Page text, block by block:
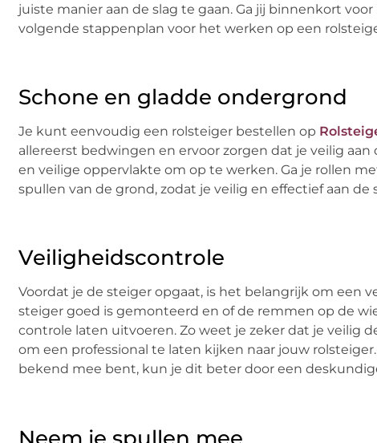
juiste manier aan de slag te gaan. Ga jij binnenkort
volgende stappenplan voor het werken op een
Schone en gladde ondergrond
Je kunt eenvoudig een rolsteiger bestellen op
allereerst bedwingen en ervoor zorgen dat je veilig
en veilige oppervlakte om op te werken. Ga je rollen
spullen van de grond, zodat je veilig en effectief aan de
Veiligheidscontrole
Voordat je de steiger opgaat, is het belangrijk om een
steiger goed is gemonteerd en of de remmen op de
controle laten uitvoeren. Zo weet je zeker dat je veilig
om een professional te laten kijken naar jouw
bekend mee bent, kun je dit beter door een